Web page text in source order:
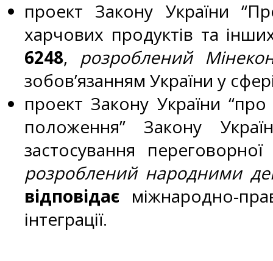
проект Закону України
харчових продуктів та
6248, розроблений
зобов’язанням України у
проект Закону України
положення” Закону
застосування
розроблений народними
відповідає міжнародно-
інтеграції.